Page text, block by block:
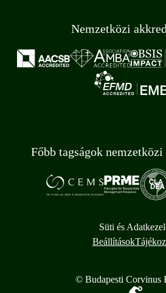
Nemzetközi
Főbb tagságok nemzetközi
Süti és
Beállítások
© Budapesti Corvinus